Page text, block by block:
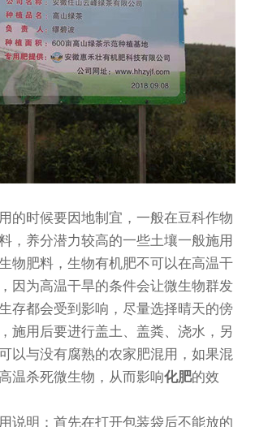
的时候要因地制宜，一般在豆科作物
，养分潜力较高的一些土壤一般施用
物肥料，生物有机肥不可以在高温干
因为高温干旱的条件会让微生物群发
存都会受到影响，尽量选择晴天的傍
施用后要进行盖土、盖粪、浇水，另
以与没有腐熟的农家肥混用，如果混
温杀死微生物，从而影响化肥的效
说明：首先在打开包装袋后不能放的